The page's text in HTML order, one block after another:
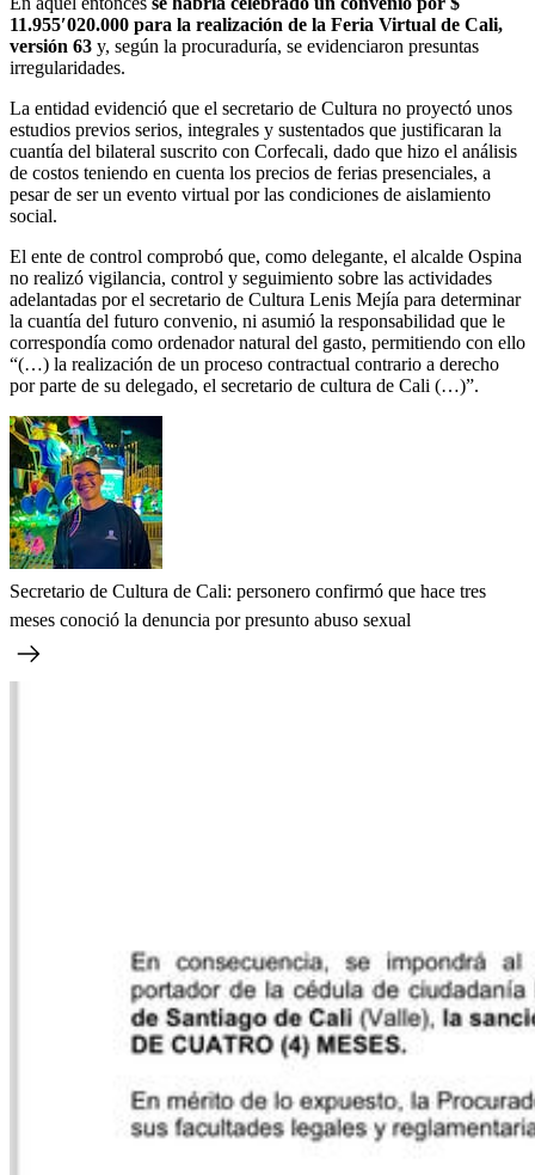
11.955′020.000 para la realización de la Feria Virtual de Cali,
versión 63 y, según la procuraduría, se evidenciaron presuntas
irregularidades.
La entidad evidenció que el secretario de Cultura no proyectó unos
estudios previos serios, integrales y sustentados que justificaran la
cuantía del bilateral suscrito con Corfecali, dado que hizo el análisis
de costos teniendo en cuenta los precios de ferias presenciales, a
pesar de ser un evento virtual por las condiciones de aislamiento
social.
El ente de control comprobó que, como delegante, el alcalde Ospina
no realizó vigilancia, control y seguimiento sobre las actividades
adelantadas por el secretario de Cultura Lenis Mejía para determinar
la cuantía del futuro convenio, ni asumió la responsabilidad que le
correspondía como ordenador natural del gasto, permitiendo con ello
“(…) la realización de un proceso contractual contrario a derecho
por parte de su delegado, el secretario de cultura de Cali (…)”.
Secretario de Cultura de Cali: personero confirmó que hace tres
meses conoció la denuncia por presunto abuso sexual